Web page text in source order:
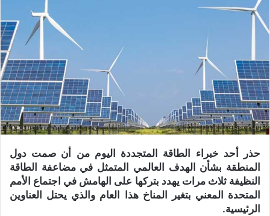
و
ي
حذر أحد خبراء الطاقة المتجددة اليوم من أن صمت دول
المنطقة بشأن الهدف العالمي المتمثل في مضاعفة الطاقة
النظيفة ثلاث مرات يهدد بتركها على الهامش في اجتماع الأمم
المتحدة المعني بتغير المناخ هذا العام والذي يحتل العناوين
الرئيسية.